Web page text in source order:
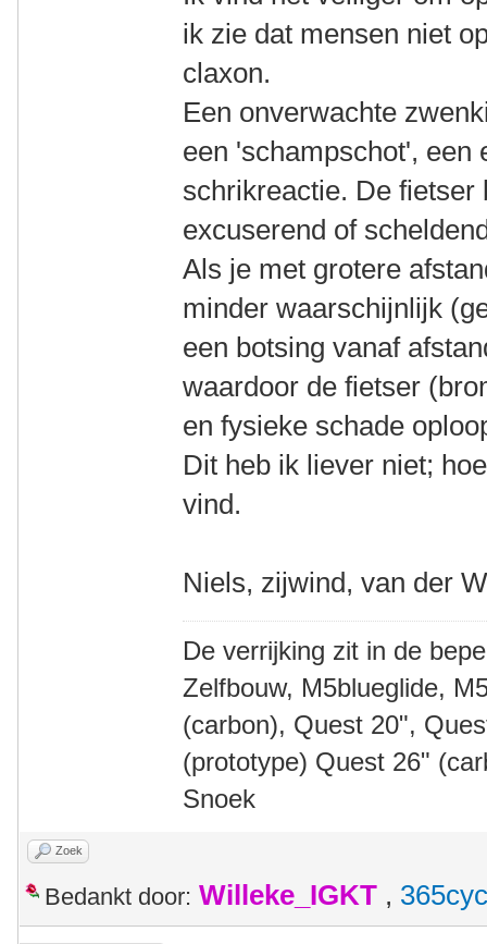
ik zie dat mensen niet
claxon.
Een onverwachte
een 'schampschot', een
schrikreactie. De
excuserend of
Als je met grotere
minder waarschijnlijk
een botsing vanaf
waardoor de fietser
en fysieke schade
Dit heb ik liever niet;
vind.
Niels, zijwind, van der
De verrijking zit in de
Zelfbouw, M5blueglide,
(carbon), Quest 20",
(prototype) Quest 26"
Snoek
Zoek
Bedankt door: Willeke_IGKT ,